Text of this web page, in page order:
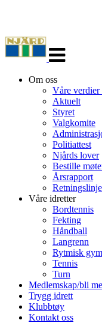
navigasjon
Om oss
Våre verdier
Aktuelt
Styret
Valgkomite
Politiattest
Njårds lover
Bestille
Årsrapport
Våre idretter
Bordtennis
Fekting
Håndball
Langrenn
Rytmisk
Tennis
Turn
Medlemskap/bli
Trygg idrett
Klubbtøy
Kontakt oss